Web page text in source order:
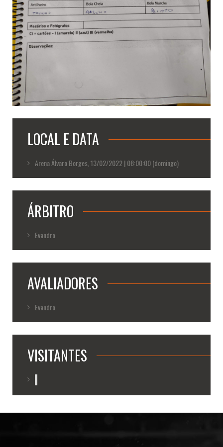
LOCAL E DATA
Arena Álvaro Borges, 13/02/2022 | 08:00:00 (domingo)
ÁRBITRO
Evandro
AVALIADORES
Evandro
VISITANTES